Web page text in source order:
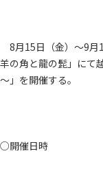
8月15日（金）～9月
羊の角と龍の髭」にて
～」を開催する。
○開催日時